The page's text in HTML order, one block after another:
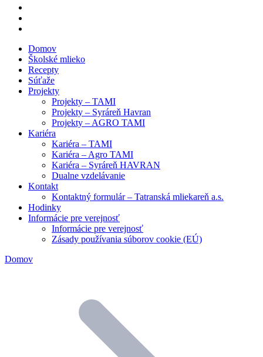
Domov
Školské mlieko
Recepty
Súťaže
Projekty
Projekty – TAMI
Projekty – Syráreň Havran
Projekty – AGRO TAMI
Kariéra
Kariéra – TAMI
Kariéra – Agro TAMI
Kariéra – Syráreň HAVRAN
Dualne vzdelávanie
Kontakt
Kontaktný formulár – Tatranská mliekareň a.s.
Hodinky
Informácie pre verejnosť
Informácie pre verejnosť
Zásady používania súborov cookie (EÚ)
Domov